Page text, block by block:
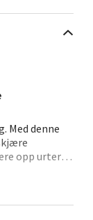
Med denne
opp urter.
med.